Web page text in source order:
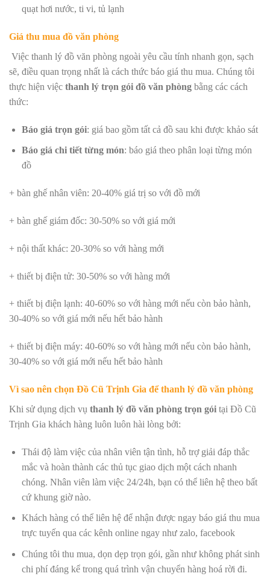
quạt hơi nước, ti vi, tủ lạnh
Giá thu mua đồ văn phòng
Việc thanh lý đồ văn phòng ngoài yêu cầu tính nhanh gọn, sạch
sẽ, điều quan trọng nhất là cách thức báo giá thu mua. Chúng tôi
thực hiện việc thanh lý trọn gói đồ văn phòng bằng các cách
thức:
Báo giá trọn gói: giá bao gồm tất cả đồ sau khi được khảo sát
Báo giá chi tiết từng món: báo giá theo phân loại từng món
đồ
+ bàn ghế nhân viên: 20-40% giá trị so với đồ mới
+ bàn ghế giám đốc: 30-50% so với giá mới
+ nội thất khác: 20-30% so với hàng mới
+ thiết bị điện tử: 30-50% so với hàng mới
+ thiết bị điện lạnh: 40-60% so với hàng mới nếu còn bảo hành,
30-40% so với giá mới nếu hết bảo hành
+ thiết bị điện máy: 40-60% so với hàng mới nếu còn bảo hành,
30-40% so với giá mới nếu hết bảo hành
Vì sao nên chọn Đồ Cũ Trịnh Gia để thanh lý đồ văn phòng
Khi sử dụng dịch vụ thanh lý đồ văn phòng trọn gói tại Đồ Cũ
Trịnh Gia khách hàng luôn luôn hài lòng bởi:
Thái độ làm việc của nhân viên tận tình, hỗ trợ giải đáp thắc
mắc và hoàn thành các thủ tục giao dịch một cách nhanh
chóng. Nhân viên làm việc 24/24h, bạn có thể liên hệ theo bất
cứ khung giờ nào.
Khách hàng có thể liên hệ để nhận được ngay báo giá thu mua
trực tuyến qua các kênh online ngay như zalo, facebook
Chúng tôi thu mua, dọn dẹp trọn gói, gần như không phát sinh
chi phí đáng kể trong quá trình vận chuyển hàng hoá rời đi.